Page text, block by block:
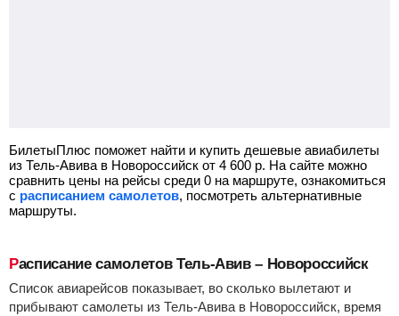
БилетыПлюс поможет найти и купить дешевые авиабилеты
из Тель-Авива в Новороссийск от 4 600 р. На сайте можно
сравнить цены на рейсы среди 0 на маршруте, ознакомиться
с расписанием самолетов, посмотреть альтернативные
маршруты.
Расписание самолетов Тель-Авив – Новороссийск
Список авиарейсов показывает, во сколько вылетают и
прибывают самолеты из Тель-Авива в Новороссийск, время